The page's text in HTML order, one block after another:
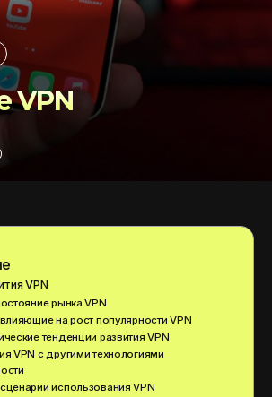
VPN
VPN
рынка VPN
на рост популярности VPN
тенденции развития VPN
VPN с другими технологиями
использования VPN